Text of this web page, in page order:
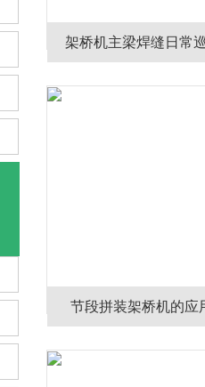
架桥机主梁焊缝日常
节段拼装架桥机的应